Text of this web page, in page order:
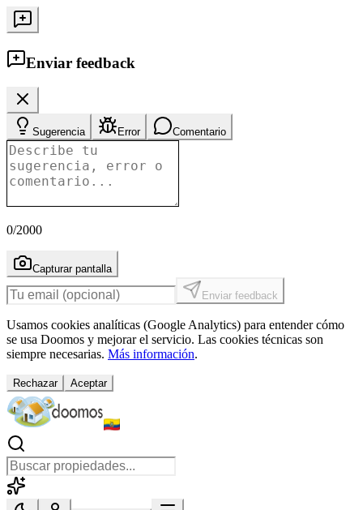
Enviar feedback
Sugerencia Error Comentario
0/2000
Capturar pantalla
Enviar feedback
Usamos cookies analíticas (Google Analytics) para entender cómo
se usa Doomos y mejorar el servicio. Las cookies técnicas son
siempre necesarias. Más información.
Rechazar Aceptar